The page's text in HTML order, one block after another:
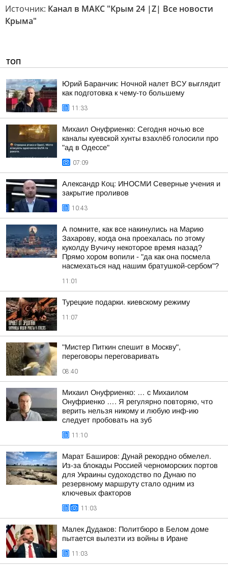
Источник: Канал в МАКС "Крым 24 |Z| Все новости
Крыма"
ТОП
Юрий Баранчик: Ночной налет ВСУ выглядит
как подготовка к чему-то большему
11:33
Михаил Онуфриенко: Сегодня ночью все
каналы куевской хунты взахлёб голосили про
"ад в Одессе"
07:09
Александр Коц: ИНОСМИ Северные учения и
закрытие проливов
10:43
А помните, как все накинулись на Марию
Захарову, когда она проехалась по этому
куколду Вучичу некоторое время назад?
Прямо хором вопили - "да как она посмела
насмехаться над нашим братушкой-сербом"?
11:01
Турецкие подарки. киевскому режиму
11:07
"Мистер Питкин спешит в Москву",
переговоры переговаривать
08:40
Михаил Онуфриенко: … с Михаилом
Онуфриенко …. Я регулярно повторяю, что
верить нельзя никому и любую инф-ию
следует пробовать на зуб
11:10
Марат Баширов: Дунай рекордно обмелел.
Из-за блокады Россией черноморских портов
для Украины судоходство по Дунаю по
резервному маршруту стало одним из
ключевых факторов
11:03
Малек Дудаков: Политбюро в Белом доме
пытается вылезти из войны в Иране
11:03